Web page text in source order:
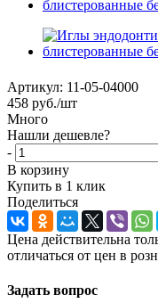
Артикул: 11-05-04000
458 руб./шт
Много
Нашли дешевле?
-
В корзину
Купить в 1 клик
Поделиться
Цена действительна
отличаться от цен в
Задать вопрос